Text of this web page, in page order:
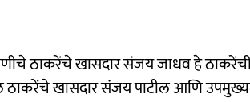
ठाकरेंचे खासदार संजय जाधव हे
ठाकरेंचे खासदार संजय पाटील आणि